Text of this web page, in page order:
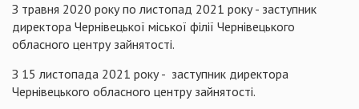
З травня 2020 року по листопад 2021 року - заступник
директора Чернівецької міської філії Чернівецького
обласного центру зайнятості.
З 15 листопада 2021 року - заступник директора
Чернівецького обласного центру зайнятості.